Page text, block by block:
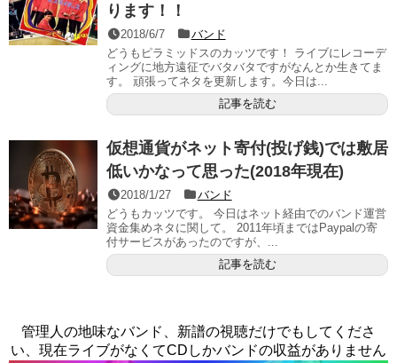
ります！！
2018/6/7
バンド
どうもピラミッドスのカッツです！ ライブにレコーデ
ィングに地方遠征でバタバタですがなんとか生きてま
す。 頑張ってネタを更新します。今日は...
記事を読む
仮想通貨がネット寄付(投げ銭)では敷居
低いかなって思った(2018年現在)
2018/1/27
バンド
どうもカッツです。 今日はネット経由でのバンド運営
資金集めネタに関して。 2011年頃まではPaypalの寄
付サービスがあったのですが、...
記事を読む
管理人の地味なバンド、新譜の視聴だけでもしてくださ
い、現在ライブがなくてCDしかバンドの収益がありません